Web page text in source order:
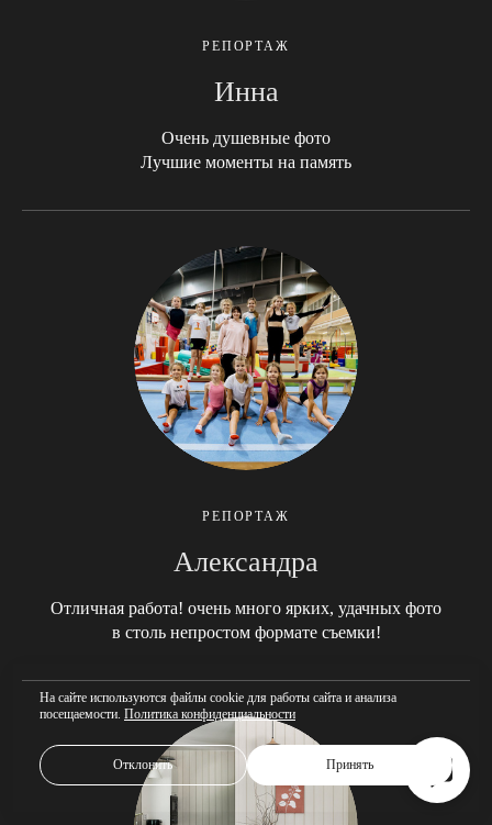
РЕПОРТАЖ
Инна
Очень душевные фото
Лучшие моменты на память
РЕПОРТАЖ
Александра
Отличная работа! очень много ярких, удачных фото
в столь непростом формате съемки!
На сайте используются файлы cookie для работы сайта и анализа
посещаемости. Политика конфиденциальности
Отклонить Принять